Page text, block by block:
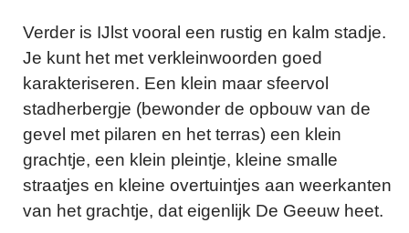
Verder is IJlst vooral een rustig en kalm stadje.
Je kunt het met verkleinwoorden goed
karakteriseren. Een klein maar sfeervol
stadherbergje (bewonder de opbouw van de
gevel met pilaren en het terras) een klein
grachtje, een klein pleintje, kleine smalle
straatjes en kleine overtuintjes aan weerkanten
van het grachtje, dat eigenlijk De Geeuw heet.